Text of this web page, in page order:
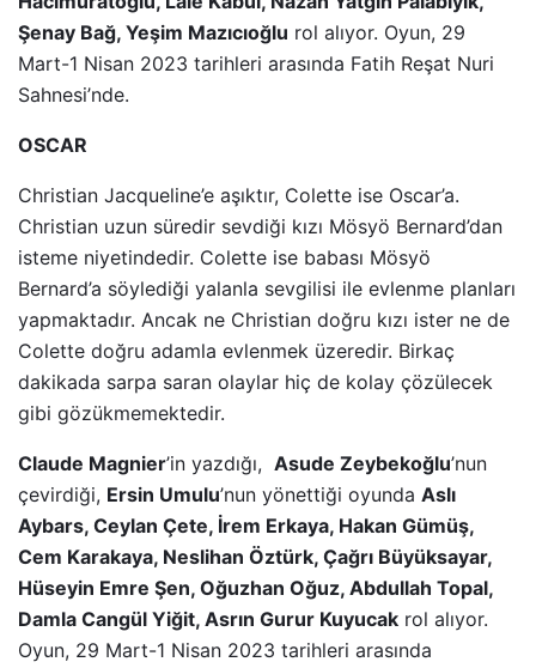
Şenay Bağ, Yeşim Mazıcıoğlu rol alıyor. Oyun, 29
Mart-1 Nisan 2023 tarihleri arasında Fatih Reşat Nuri
Sahnesi’nde.
OSCAR
Christian Jacqueline’e aşıktır, Colette ise Oscar’a.
Christian uzun süredir sevdiği kızı Mösyö Bernard’dan
isteme niyetindedir. Colette ise babası Mösyö
Bernard’a söylediği yalanla sevgilisi ile evlenme planları
yapmaktadır. Ancak ne Christian doğru kızı ister ne de
Colette doğru adamla evlenmek üzeredir. Birkaç
dakikada sarpa saran olaylar hiç de kolay çözülecek
gibi gözükmemektedir.
Claude Magnier’in yazdığı, Asude Zeybekoğlu’nun
çevirdiği, Ersin Umulu’nun yönettiği oyunda Aslı
Aybars, Ceylan Çete, İrem Erkaya, Hakan Gümüş,
Cem Karakaya, Neslihan Öztürk, Çağrı Büyüksayar,
Hüseyin Emre Şen, Oğuzhan Oğuz, Abdullah Topal,
Damla Cangül Yiğit, Asrın Gurur Kuyucak rol alıyor.
Oyun, 29 Mart-1 Nisan 2023 tarihleri arasında